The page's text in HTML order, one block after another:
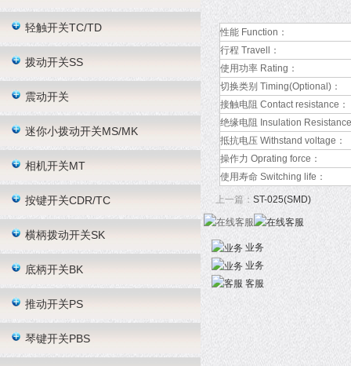
轻触开关TC/TD
拨动开关SS
震动开关
迷你小拨动开关MS/MK
相机开关MT
按键开关CDR/TC
横柄拨动开关SK
底柄开关BK
推动开关PS
琴键开关PBS
性能 Function：
行程 Travell：
使用功率 Rating：
切换类别 Timing(Optional)：
接触电阻 Contact resistance：
绝缘电阻 Insulation
抵抗电压 Withstand voltage：
操作力 Oprating force：
使用寿命 Switching life：
上一篇： ST-025(SMD)
业务
业务
客服